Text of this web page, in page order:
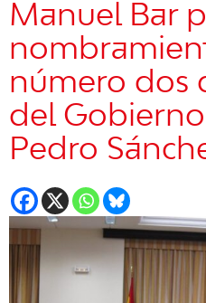
Manuel Bar
número dos
del
Pedro